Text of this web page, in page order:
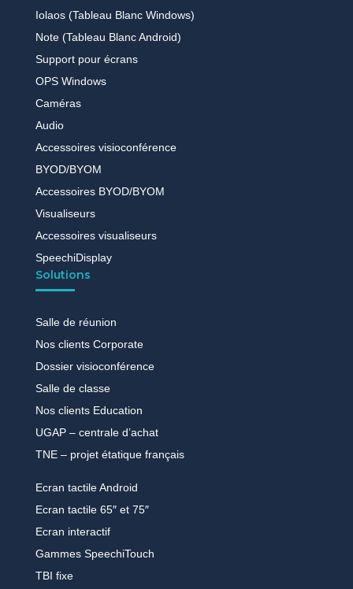
Iolaos (Tableau Blanc Windows)
Note (Tableau Blanc Android)
Support pour écrans
OPS Windows
Caméras
Audio
Accessoires visioconférence
BYOD/BYOM
Accessoires BYOD/BYOM
Visualiseurs
Accessoires visualiseurs
SpeechiDisplay
Solutions
Salle de réunion
Nos clients Corporate
Dossier visioconférence
Salle de classe
Nos clients Education
UGAP – centrale d’achat
TNE – projet étatique français
Ecran tactile Android
Ecran tactile 65″ et 75″
Ecran interactif
Gammes SpeechiTouch
TBI fixe